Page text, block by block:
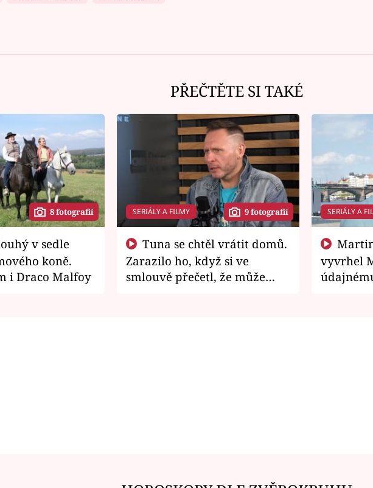
PŘEČTĚTE SI TAKÉ
8 fotografií
koně.
i Draco Malfoy
SERIÁLY A FILMY 9 fotografií
Zarazilo ho, když si ve
smlouvě přečetl, že může
SERIÁLY A
vyvrhel